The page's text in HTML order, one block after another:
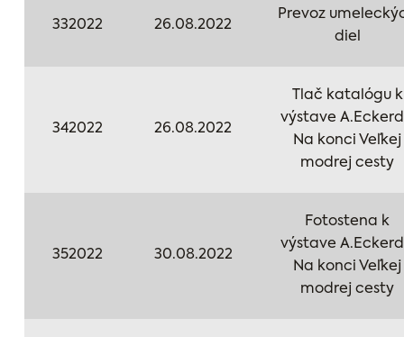
332022 26.08.2022
Prevoz
diel
342022 26.08.2022
Tlač katalógu k
výstave
Na konci Veľkej
modrej cesty
352022 30.08.2022
Fotostena k
výstave
Na konci Veľkej
modrej cesty